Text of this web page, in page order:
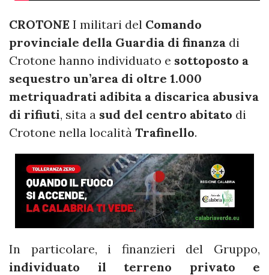
CROTONE I militari del Comando
provinciale della Guardia di finanza di
Crotone hanno individuato e sottoposto a
sequestro un’area di oltre 1.000
metriquadrati adibita a discarica abusiva
di rifiuti, sita a sud del centro abitato di
Crotone nella località Trafinello.
In particolare, i finanzieri del Gruppo,
individuato il terreno privato e